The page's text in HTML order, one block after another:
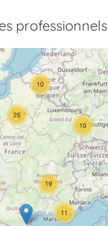
professionnels